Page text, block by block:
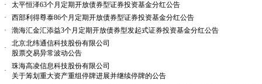
·
太平恒泽63个月定期开放债券型证券投资基金分红公告
·
西部利得尊泰86个月定期开放债券型证券投资基金分红公告
·
渤海汇金汇添益3个月定期开放债券型发起式证券投资基金分红公告
·
北京北纬通信科技股份有限公司
股票交易异常波动公告
·
珠海高凌信息科技股份有限公司
关于筹划重大资产重组停牌进展并继续停牌的公告